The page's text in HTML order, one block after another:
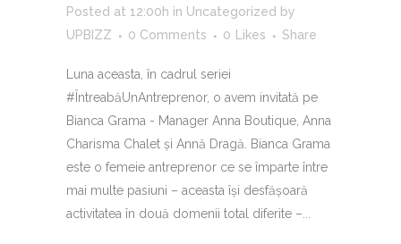
Posted at 12:00h in Uncategorized by
UPBIZZ
0 Comments 0 Likes Share
Luna aceasta, în cadrul seriei
#ÎntreabăUnAntreprenor, o avem invitată pe
Bianca Grama - Manager Anna Boutique, Anna
Charisma Chalet și Annă Dragă. Bianca Grama
este o femeie antreprenor ce se împarte între
mai multe pasiuni – aceasta își desfășoară
activitatea în două domenii total diferite –...